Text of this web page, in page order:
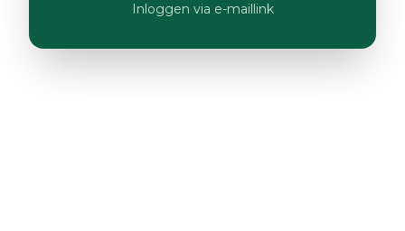
Inloggen via e-maillink